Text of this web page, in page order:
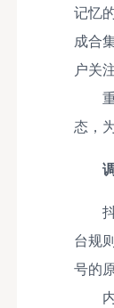
记忆
成合
户关
态，
台规
号的